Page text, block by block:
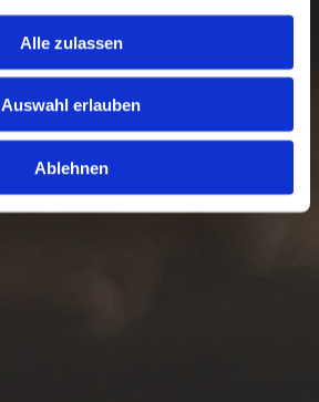
Alle zulassen
Auswahl erlauben
Ablehnen
Bauelemente in
Größen, Stärken,
und Materialien: